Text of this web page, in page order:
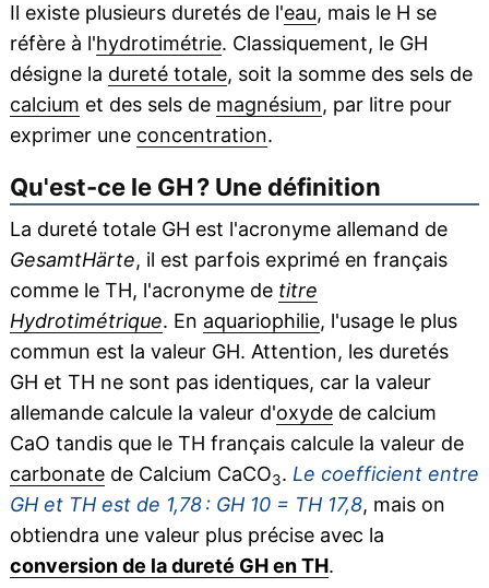
Il existe plusieurs duretés de l'eau, mais le H se
réfère à l'hydrotimétrie. Classiquement, le GH
désigne la dureté totale, soit la somme des sels de
calcium et des sels de magnésium, par litre pour
exprimer une concentration.
Qu'est-ce le GH ? Une définition
La dureté totale GH est l'acronyme allemand de
GesamtHärte, il est parfois exprimé en français
comme le TH, l'acronyme de titre
Hydrotimétrique. En aquariophilie, l'usage le plus
commun est la valeur GH. Attention, les duretés
GH et TH ne sont pas identiques, car la valeur
allemande calcule la valeur d'oxydede calcium
CaO tandis que le TH français calcule la valeur de
carbonatede Calcium CaCO3. Le coefficient entre
GH et TH est de 1,78 : GH 10 = TH 17,8, mais on
obtiendra une valeur plus précise avec la
conversion de la dureté GH en TH.